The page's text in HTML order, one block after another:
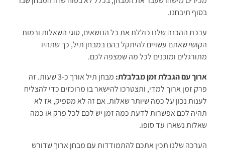
בסוף תיבחנו.
ערכת ההכנה שלנו כוללת את כל הנושאים, סוגי השאלות ורמות
הקושי שאתם עשויים להיתקל בהם במבחן תיל, כך שתהיו
מתורגלים ומוכנים לכל מה שמצפה לכם.
ארוך עם הגבלת זמן מבלבלת:
מבחן תיל אורך כ-3 שעות. זה
פרק זמן ארוך למדי, ותצטרכו להישאר בו מרוכזים כדי להצליח
לענות נכון על כמה שיותר שאלות. אם זה לא מספיק, אז לא
תהיה לכם אפשרות לדעת כמה זמן יש לכם לכל פרק או כמה
שאלות נשארו עד סופו.
הערכה שלנו תכין אתכם להתמודדות עם מבחן ארוך שדורש